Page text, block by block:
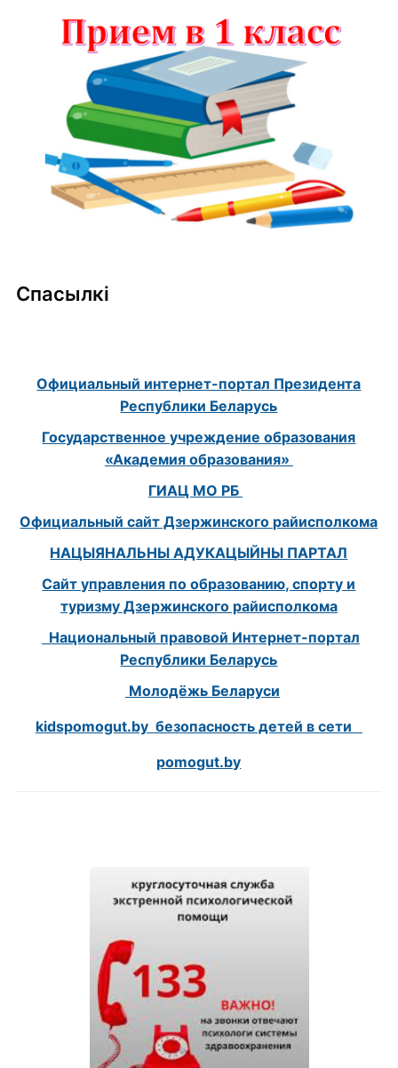
Спасылкі
Официальный интернет-портал Президента
Республики Беларусь
Государственное учреждение образования
«Академия образования»
ГИАЦ МО РБ
Официальный сайт Дзержинского райисполкома
НАЦЫЯНАЛЬНЫ АДУКАЦЫЙНЫ ПАРТАЛ
Сайт управления по образованию, спорту и
туризму Дзержинского райисполкома
Национальный правовой Интернет-портал
Республики Беларусь
Молодёжь Беларуси
kidspomogut.by безопасность детей в сети
pomogut.by